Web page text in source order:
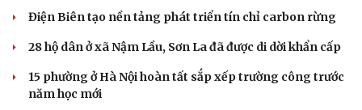
Điện Biên tạo nền tảng phát triển tín chỉ carbon rừng
28 hộ dân ở xã Nậm Lầu, Sơn La đã được di dời khẩn cấp
15 phường ở Hà Nội hoàn tất sắp xếp trường công trước
năm học mới